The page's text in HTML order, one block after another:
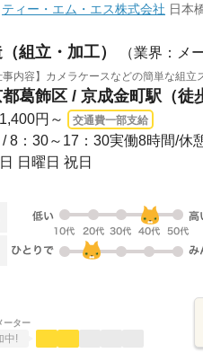
ティー・エム・エス株式会社 日本
組立・加工） （業界：メ
事内容】カメラケースなどの簡単な組
葛飾区 / 京成金町駅（徒
円～ 交通費一部支給
/ 8：30～17：30実働8時間/
日曜日 祝日
ーター
中!